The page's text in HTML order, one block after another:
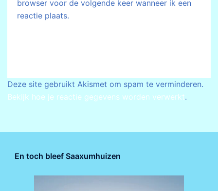
browser voor de volgende keer wanneer ik een
reactie plaats.
Deze site gebruikt Akismet om spam te verminderen.
Bekijk hoe je reactie gegevens worden verwerkt.
En toch bleef Saaxumhuizen